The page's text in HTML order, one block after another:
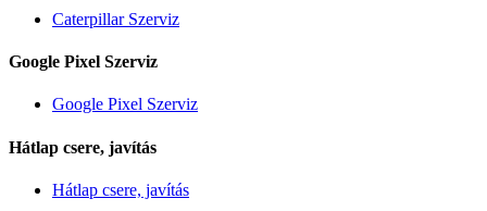
Caterpillar Szerviz
Google Pixel Szerviz
Google Pixel Szerviz
Hátlap csere, javítás
Hátlap csere, javítás